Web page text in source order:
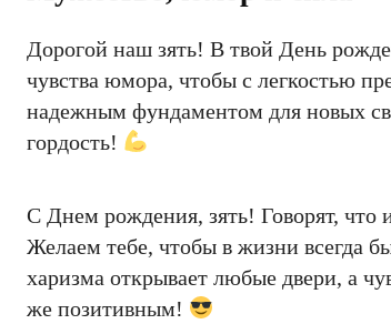
Дорогой наш зять! В твой День
чувства юмора, чтобы с легкостью
надежным фундаментом для новых
гордость!
С Днем рождения, зять! Говорят, что
Желаем тебе, чтобы в жизни всегда
харизма открывает любые двери, а
же позитивным!